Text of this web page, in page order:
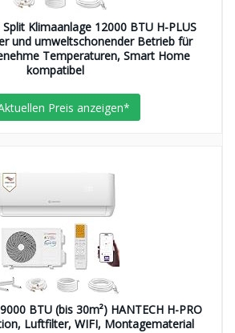
Klimaanlage 12000 BTU H-PLUS
und umweltschonender Betrieb für
Temperaturen, Smart Home
kompatibel
Preis anzeigen*
BTU (bis 30m²) HANTECH H-PRO
Luftfilter, WIFI, Montagematerial